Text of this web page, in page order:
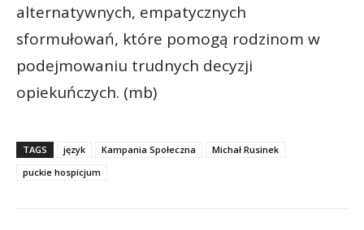
alternatywnych, empatycznych
sformułowań, które pomogą rodzinom w
podejmowaniu trudnych decyzji
opiekuńczych. (mb)
TAGS język Kampania Społeczna
Michał Rusinek
puckie hospicjum